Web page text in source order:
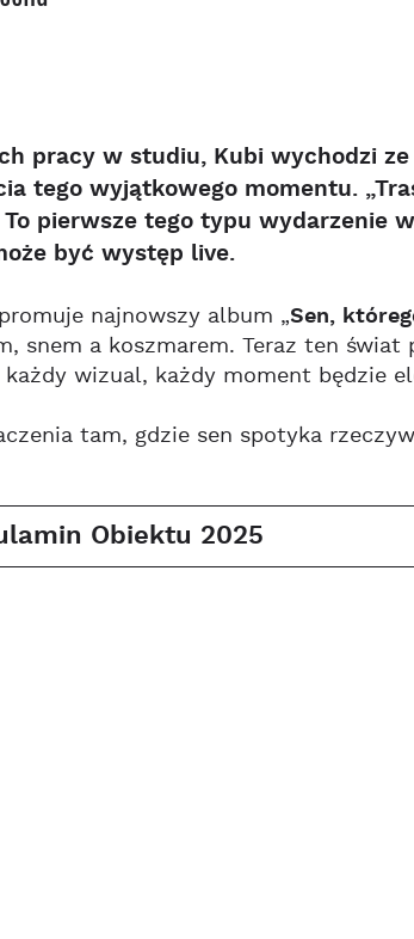
pracy w studiu, Kubi wychodzi
tego wyjątkowego momentu.
pierwsze tego typu wydarzenie
być występ live.
najnowszy album „Sen,
snem a koszmarem. Teraz ten
każdy wizual, każdy moment będzie
tam, gdzie sen spotyka
Obiektu 2025